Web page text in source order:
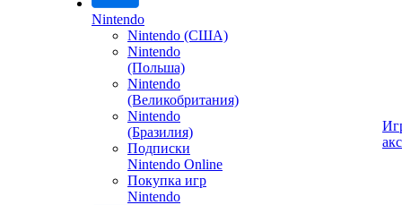
Nintendo
Nintendo (США)
Nintendo
(Польша)
Nintendo
(Великобритания)
Nintendo
(Бразилия)
Подписки
Nintendo Online
Покупка игр
Nintendo